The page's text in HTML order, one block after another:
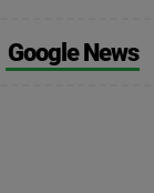
Google News